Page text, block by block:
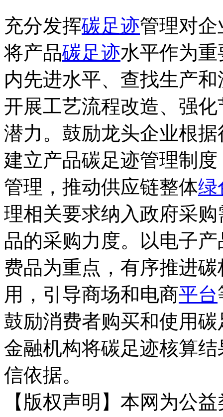
充分发挥碳足迹管理对企
将产品碳足迹水平作为
内先进水平、查找生产
开展工艺流程改造、强化
潜力。鼓励龙头企业根
建立产品碳足迹管理制
管理，推动供应链整体绿
理相关要求纳入政府采
品的采购力度。以电子
费品为重点，有序推进
用，引导商场和电商平台
鼓励消费者购买和使用
金融机构将碳足迹核算
信依据。
【版权声明】本网为公